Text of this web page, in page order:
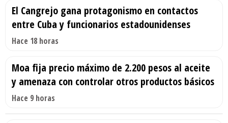
El Cangrejo gana protagonismo en contactos
entre Cuba y funcionarios estadounidenses
Hace 18 horas
Moa fija precio máximo de 2.200 pesos al aceite
y amenaza con controlar otros productos básicos
Hace 9 horas